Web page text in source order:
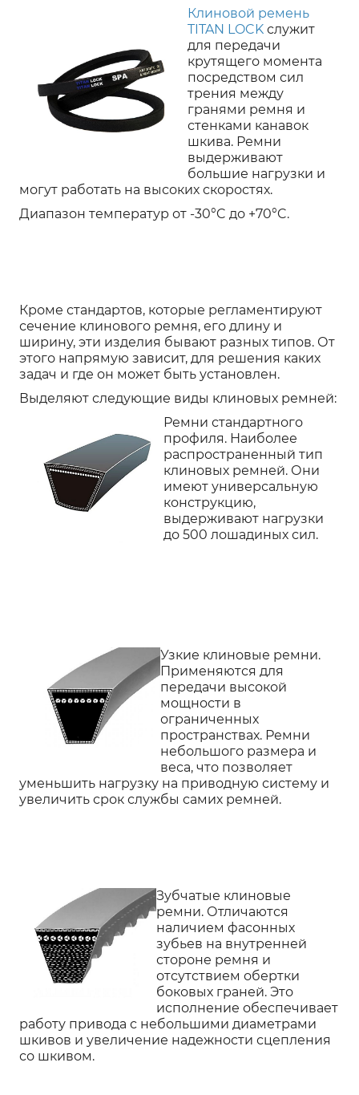
Клиновой ремень
TITAN LOCK служит
для передачи
крутящего момента
посредством сил
трения между
гранями ремня и
стенками канавок
шкива. Ремни
выдерживают
большие нагрузки и
могут работать на высоких скоростях.
Диапазон температур от -30°C до +70°C.
Кроме стандартов, которые регламентируют
сечение клинового ремня, его длину и
ширину, эти изделия бывают разных типов. От
этого напрямую зависит, для решения каких
задач и где он может быть установлен.
Выделяют следующие виды клиновых ремней:
Ремни стандартного
профиля. Наиболее
распространенный тип
клиновых ремней. Они
имеют универсальную
конструкцию,
выдерживают нагрузки
до 500 лошадиных сил.
Узкие клиновые ремни.
Применяются для
передачи высокой
мощности в
ограниченных
пространствах. Ремни
небольшого размера и
веса, что позволяет
уменьшить нагрузку на приводную систему и
увеличить срок службы самих ремней.
Зубчатые клиновые
ремни. Отличаются
наличием фасонных
зубьев на внутренней
стороне ремня и
отсутствием обертки
боковых граней. Это
исполнение обеспечивает
работу привода с небольшими диаметрами
шкивов и увеличение надежности сцепления
со шкивом.